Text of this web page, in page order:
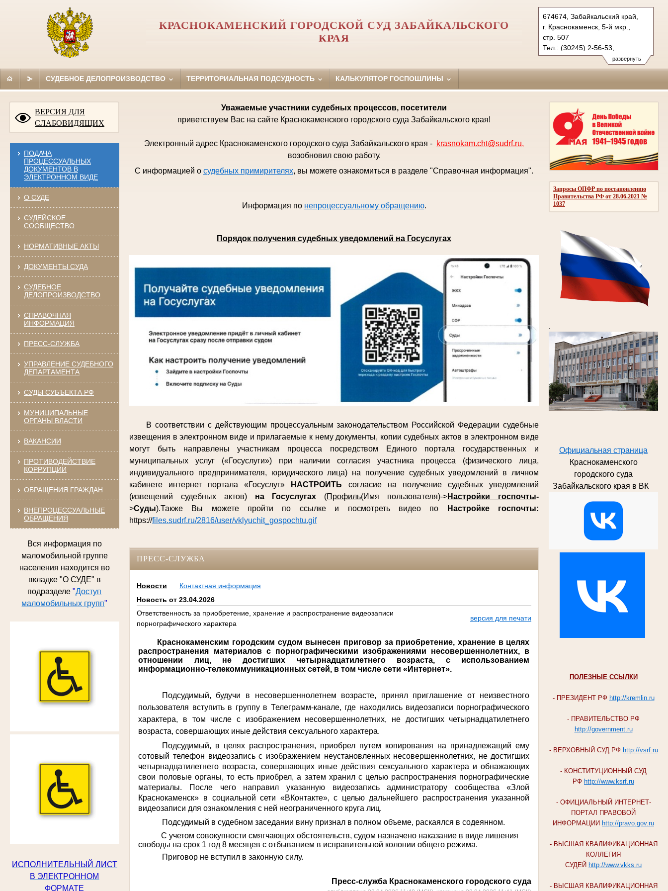
развернуть
674674, Забайкальский край,
г. Краснокаменск, 5-й мкр.,
стр. 507
Тел.: (30245) 2-56-53,
(3022) 23-83-71 (ф.)
krasnokam.cht@sudrf.ru
КРАСНОКАМЕНСКИЙ ГОРОДСКОЙ СУД ЗАБАЙКАЛЬСКОГО
КРАЯ
СУДЕБНОЕ ДЕЛОПРОИЗВОДСТВО ТЕРРИТОРИАЛЬНАЯ ПОДСУДНОСТЬ КАЛЬКУЛЯТОР ГОСПОШЛИНЫ
ВЕРСИЯ ДЛЯ
СЛАБОВИДЯЩИХ
ПОДАЧА
ПРОЦЕССУАЛЬНЫХ
ДОКУМЕНТОВ В
ЭЛЕКТРОННОМ ВИДЕ
О СУДЕ
СУДЕЙСКОЕ
СООБЩЕСТВО
НОРМАТИВНЫЕ АКТЫ
ДОКУМЕНТЫ СУДА
СУДЕБНОЕ
ДЕЛОПРОИЗВОДСТВО
СПРАВОЧНАЯ
ИНФОРМАЦИЯ
ПРЕСС-СЛУЖБА
УПРАВЛЕНИЕ СУДЕБНОГО
ДЕПАРТАМЕНТА
СУДЫ СУБЪЕКТА РФ
МУНИЦИПАЛЬНЫЕ
ОРГАНЫ ВЛАСТИ
ВАКАНСИИ
ПРОТИВОДЕЙСТВИЕ
КОРРУПЦИИ
ОБРАЩЕНИЯ ГРАЖДАН
ВНЕПРОЦЕССУАЛЬНЫЕ
ОБРАЩЕНИЯ
Вся информация по
маломобильной группе
населения находится во
вкладке "О СУДЕ" в
подразделе"Доступ
маломобильных групп"
ИСПОЛНИТЕЛЬНЫЙ ЛИСТ
В ЭЛЕКТРОННОМ
ФОРМАТЕ
Запросы ОПФР по постановлению
Правительства РФ от 28.06.2021 №
1037
Официальная страница
Краснокаменского
городского суда
Забайкальского края в ВК
ПОЛЕЗНЫЕ ССЫЛКИ
- ПРЕЗИДЕНТ РФ http://kremlin.ru
- ПРАВИТЕЛЬСТВО РФ
http://government.ru
- ВЕРХОВНЫЙ СУД РФ http://vsrf.ru
- КОНСТИТУЦИОННЫЙ СУД
РФ http://www.ksrf.ru
- ОФИЦИАЛЬНЫЙ ИНТЕРНЕТ-
ПОРТАЛ ПРАВОВОЙ
ИНФОРМАЦИИ http://pravo.gov.ru
- ВЫСШАЯ КВАЛИФИКАЦИОННАЯ
КОЛЛЕГИЯ
СУДЕЙ http://www.vkks.ru
- ВЫСШАЯ КВАЛИФИКАЦИОННАЯ
Уважаемые участники судебных процессов, посетители
приветствуем Вас на сайте Краснокаменского городского суда Забайкальского края!
Электронный адрес Краснокаменского городского суда Забайкальского края - krasnokam.cht@sudrf.ru,
возобновил свою работу.
С информацией о судебных примирителях, вы можете ознакомиться в разделе "Справочная информация".
Информация по непроцессуальному обращению.
Порядок получения судебных уведомлений на Госуслугах
В соответствии с действующим процессуальным законодательством Российской Федерации судебные
извещения в электронном виде и прилагаемые к нему документы, копии судебных актов в электронном виде
могут быть направлены участникам процесса посредством Единого портала государственных и
муниципальных услуг («Госуслуги») при наличии согласия участника процесса (физического лица,
индивидуального предпринимателя, юридического лица) на получение судебных уведомлений в личном
кабинете интернет портала «Госуслуг»
НАСТРОИТЬ согласие на получение судебных уведомлений
(извещений судебных актов) на Госуслугах (Профиль(Имя пользователя)->Настройки госпочты-
>Суды).Также Вы можете пройти по ссылке и посмотреть видео по
Настройке госпочты:
https://files.sudrf.ru/2816/user/vklyuchit_gospochtu.gif
ПРЕСС-СЛУЖБА
Новости
Контактная информация
Новость от 23.04.2026
Ответственность за приобретение, хранение и распространение видеозаписи
порнографического характера
версия для печати
Краснокаменским городским судом вынесен приговор за приобретение, хранение в целях
распространения материалов с порнографическими изображениями несовершеннолетних, в
отношении лиц, не достигших четырнадцатилетнего возраста, с использованием
информационно-телекоммуникационных сетей, в том числе сети «Интернет».
Подсудимый, будучи в несовершеннолетнем возрасте, принял приглашение от неизвестного
пользователя вступить в группу в Телеграмм-канале, где находились видеозаписи порнографического
характера, в том числе с изображением несовершеннолетних, не достигших четырнадцатилетнего
возраста, совершающих иные действия сексуального характера.
Подсудимый, в целях распространения, приобрел путем копирования на принадлежащий ему
сотовый телефон видеозапись с изображением неустановленных несовершеннолетних, не достигших
четырнадцатилетнего возраста, совершающих иные действия сексуального характера и обнажающих
свои половые органы, то есть приобрел, а затем хранил с целью распространения порнографические
материалы. После чего направил указанную видеозапись администратору сообщества «Злой
Краснокаменск» в социальной сети «ВКонтакте», с целью дальнейшего распространения указанной
видеозаписи для ознакомления с ней неограниченного круга лиц.
Подсудимый в судебном заседании вину признал в полном объеме, раскаялся в содеянном.
С учетом совокупности смягчающих обстоятельств, судом назначено наказание в виде лишения
свободы на срок 1 год 8 месяцев с отбыванием в исправительной колонии общего режима.
Приговор не вступил в законную силу.
Пресс-служба Краснокаменского городского суда